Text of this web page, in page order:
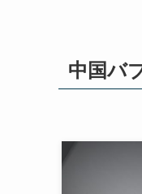
中国バ